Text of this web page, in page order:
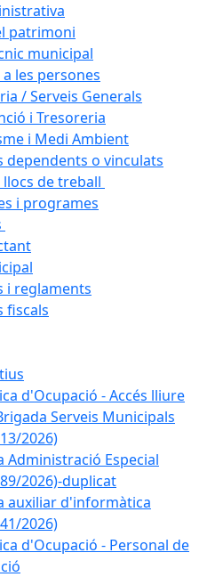
patrimoni
municipal
les persones
/ Serveis Generals
i Tresoreria
i Medi Ambient
dependents o vinculats
llocs de treball
i programes
i reglaments
fiscals
d'Ocupació - Accés lliure
Serveis Municipals
2026)
Administració Especial
2026)-duplicat
auxiliar d'informàtica
2026)
d'Ocupació - Personal de